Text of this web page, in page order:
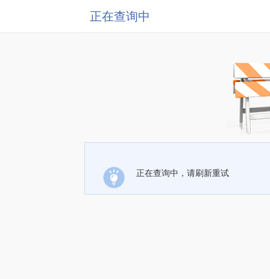
正在查询中
正在查询中，请刷新重试